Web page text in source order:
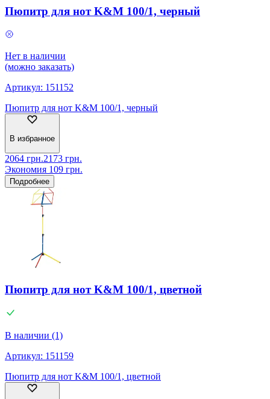
Пюпитр для нот K&M 100/1, черный
Нет в наличии
(можно заказать)
Артикул: 151152
Пюпитр для нот K&M 100/1, черный
В избранное
2064 грн.2173 грн.
Экономия 109 грн.
Подробнее
Пюпитр для нот K&M 100/1, цветной
В наличии (1)
Артикул: 151159
Пюпитр для нот K&M 100/1, цветной